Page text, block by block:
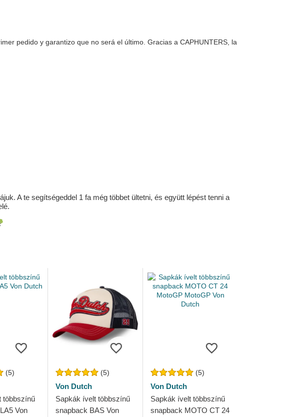
pedido y garantizo que no será el último. Gracias a CAPHUNTERS, la
A te segítségeddel 1 fa még többet ültetni, és együtt lépést tenni a
(5)
többszínű
Von
(5)
Von Dutch
Sapkák ívelt többszínű
snapback BAS Von
(5)
Von Dutch
Sapkák ívelt többszínű
snapback MOTO CT 24